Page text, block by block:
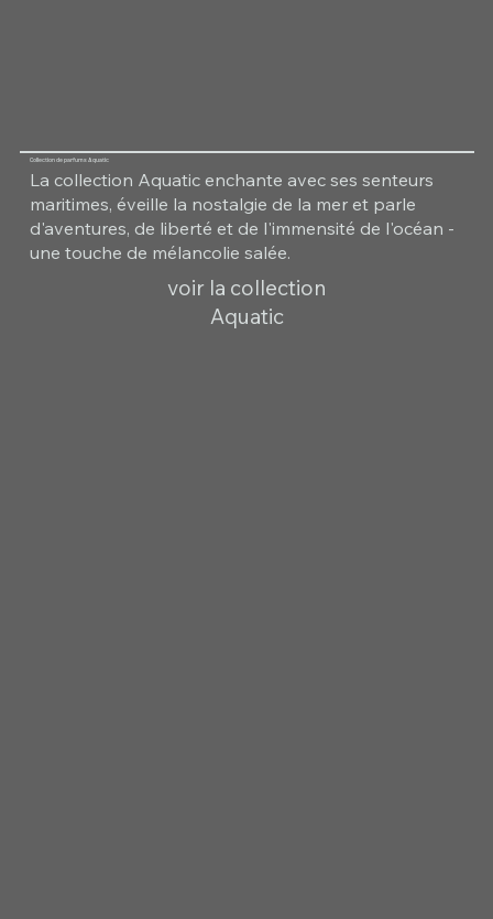
Collection de parfums Aquatic
La collection Aquatic enchante avec ses senteurs
maritimes, éveille la nostalgie de la mer et parle
d'aventures, de liberté et de l'immensité de l'océan -
une touche de mélancolie salée.
voir la collection
Aquatic